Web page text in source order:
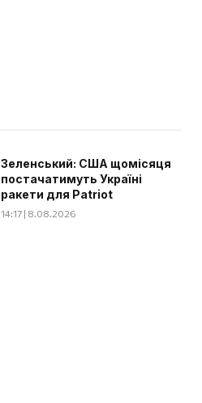
Зеленський: США щомісяця
постачатимуть Україні
ракети для Patriot
14:17 | 8.08.2026